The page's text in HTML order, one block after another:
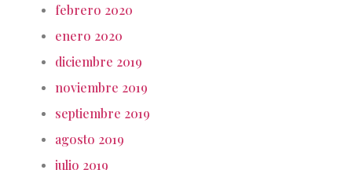
febrero 2020
enero 2020
diciembre 2019
noviembre 2019
septiembre 2019
agosto 2019
julio 2019